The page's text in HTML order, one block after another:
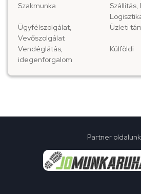
Szakmunka
Szállítás,
Ügyfélszolgálat,
Vevőszolgálat
Üzleti
Vendéglátás,
idegenforgalom
Külföldi
Partner